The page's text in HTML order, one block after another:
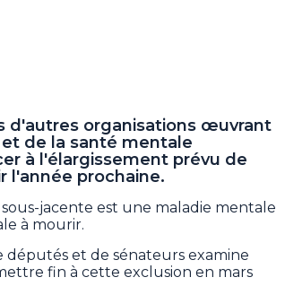
d'autres organisations œuvrant
de la santé mentale
à l'élargissement prévu de
l'année prochaine.
jacente est une maladie mentale
à mourir.
et de sénateurs examine
fin à cette exclusion en mars